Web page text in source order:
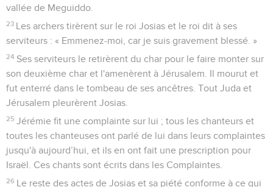
ces livres, mais d’autres ont relevé des différences notables
entre les accents de ces deux groupes d’écrits. Esdras et
Néhémie ont dû être écrits vers la fin du cinquième siècle
avant Jésus-Christ.
Les repères chronologiques essentiels du livre sont les
Les Perses, plus tolérants que les Babyloniens qu’ils avaient
vaincus, respectaient la religion des nations qui leur étaient
soumises et favorisaient le retour des déportés dans leur
pays d’origine. Ainsi, en 538 avant Jésus-Christ, Cyrus
permet aux Juifs de rentrer à Jérusalem (ch.1). Dès leur